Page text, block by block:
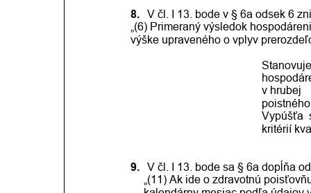
8.
V čl. I 13. bode v § 6a odsek 6
„(6) Primeraný výsledok
výške upraveného o vplyv
Stanovuje
v hrubej
poistného
Vypúšťa
kritérií
9.
V čl. I 13. bode sa § 6a dopĺňa
„(11) Ak ide o zdravotnú